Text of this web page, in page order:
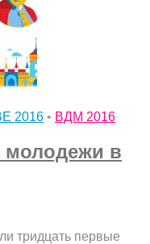
2016 • ВДМ 2016
молодежи в
тридцать первые